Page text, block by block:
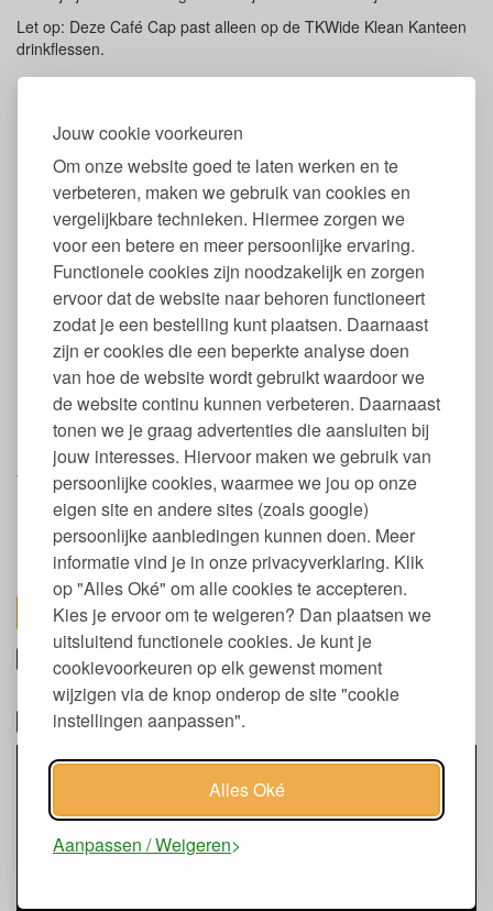
Jouw cookie voorkeuren
Om onze website goed te laten werken en te
verbeteren, maken we gebruik van cookies en
vergelijkbare technieken. Hiermee zorgen we
voor een betere en meer persoonlijke ervaring.
Functionele cookies zijn noodzakelijk en zorgen
ervoor dat de website naar behoren functioneert
zodat je een bestelling kunt plaatsen. Daarnaast
zijn er cookies die een beperkte analyse doen
van hoe de website wordt gebruikt waardoor we
de website continu kunnen verbeteren. Daarnaast
tonen we je graag advertenties die aansluiten bij
jouw interesses. Hiervoor maken we gebruik van
persoonlijke cookies, waarmee we jou op onze
eigen site en andere sites (zoals google)
persoonlijke aanbiedingen kunnen doen. Meer
informatie vind je in onze privacyverklaring. Klik
op "Alles Oké" om alle cookies te accepteren.
Kies je ervoor om te weigeren? Dan plaatsen we
uitsluitend functionele cookies. Je kunt je
cookievoorkeuren op elk gewenst moment
wijzigen via de knop onderop de site "cookie
instellingen aanpassen".
Alles Oké
Aanpassen / Weigeren
Let op: Deze Café Cap past alleen op de TKWide Klean Kanteen
drinkflessen.
Kanteen
Lekdichte dop
Kleur: Zwart
De Café Cap is gemaakt van veilig polypropyleen, siliconen
en RVS
Vrij van hormoonverstorende en andere schadelijke stoffen
zoals BPA, BPS, schadelijke weekmakers (incl. ftalaten),
formaldehyde, PVC en zware metalen
Beweegbare ring van RVS
Voor gemakkelijk drinken onderweg
Compact ontwerp
Past op Klean Kanteen TKWide drinkflessen
Makkelijk uit elkaar te halen om schoon te maken
Mag in de vaatwasser
Afmetingen en gewicht Café Cap Klean
Kanteen TKWide
Hoogte: 5,3 cm.
Breedte: 7,6 cm.
Gewicht: 96,5 gr.
toon alles
Café Cap geschikt voor Klean
Kanteen TKWide drinkfles
Schoonmaken en onderhoud dop